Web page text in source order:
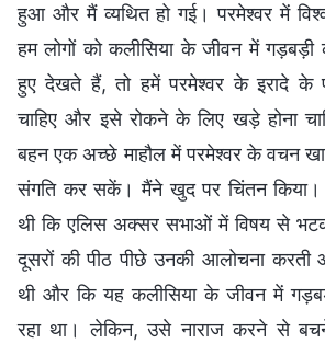
हुआ और मैं व्यथित हो गई। परमेश्वर में
हम लोगों को कलीसिया के जीवन में
हुए देखते हैं, तो हमें परमेश्वर के इरादे के
चाहिए और इसे रोकने के लिए खड़े होना
बहन एक अच्छे माहौल में परमेश्वर के वचन
संगति कर सकें। मैंने खुद पर चिंतन किया।
थी कि एलिस अक्सर सभाओं में विषय से
दूसरों की पीठ पीछे उनकी आलोचना करती
थी और कि यह कलीसिया के जीवन में
रहा था। लेकिन, उसे नाराज करने से